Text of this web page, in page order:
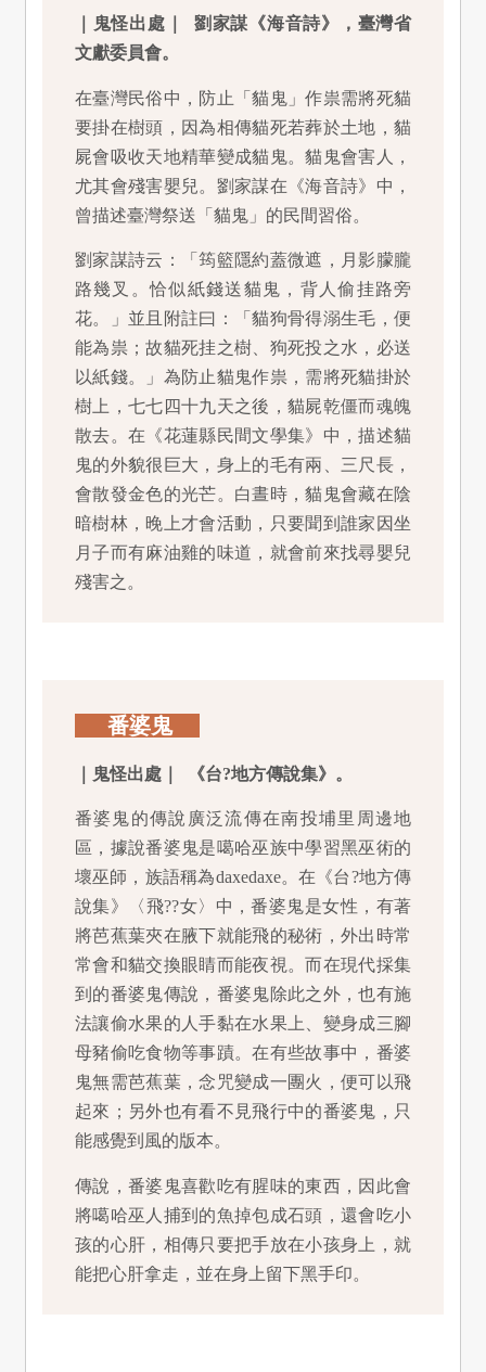
｜鬼怪出處｜ 劉家謀《海音詩》，臺灣省
文獻委員會。
在臺灣民俗中，防止「貓鬼」作祟需將死貓
要掛在樹頭，因為相傳貓死若葬於土地，貓
屍會吸收天地精華變成貓鬼。貓鬼會害人，
尤其會殘害嬰兒。劉家謀在《海音詩》中，
曾描述臺灣祭送「貓鬼」的民間習俗。
劉家謀詩云：「筠籃隱約蓋微遮，月影朦朧
路幾叉。恰似紙錢送貓鬼，背人偷挂路旁
花。」並且附註曰：「貓狗骨得溺生毛，便
能為祟；故貓死挂之樹、狗死投之水，必送
以紙錢。」為防止貓鬼作祟，需將死貓掛於
樹上，七七四十九天之後，貓屍乾僵而魂魄
散去。在《花蓮縣民間文學集》中，描述貓
鬼的外貌很巨大，身上的毛有兩、三尺長，
會散發金色的光芒。白晝時，貓鬼會藏在陰
暗樹林，晚上才會活動，只要聞到誰家因坐
月子而有麻油雞的味道，就會前來找尋嬰兒
殘害之。
番婆鬼
｜鬼怪出處｜ 《台?地方傳說集》。
番婆鬼的傳說廣泛流傳在南投埔里周邊地
區，據說番婆鬼是噶哈巫族中學習黑巫術的
壞巫師，族語稱為daxedaxe。在《台?地方傳
說集》〈飛??女〉中，番婆鬼是女性，有著
將芭蕉葉夾在腋下就能飛的秘術，外出時常
常會和貓交換眼睛而能夜視。而在現代採集
到的番婆鬼傳說，番婆鬼除此之外，也有施
法讓偷水果的人手黏在水果上、變身成三腳
母豬偷吃食物等事蹟。在有些故事中，番婆
鬼無需芭蕉葉，念咒變成一團火，便可以飛
起來；另外也有看不見飛行中的番婆鬼，只
能感覺到風的版本。
傳說，番婆鬼喜歡吃有腥味的東西，因此會
將噶哈巫人捕到的魚掉包成石頭，還會吃小
孩的心肝，相傳只要把手放在小孩身上，就
能把心肝拿走，並在身上留下黑手印。